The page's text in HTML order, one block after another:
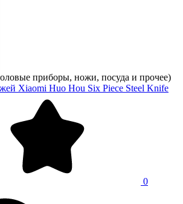
приборы, ножи, посуда и прочее)
Xiaomi Huo Hou Six Piece Steel Knife
0